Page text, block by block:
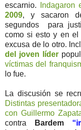
escarnio. Indagaron
2009, y sacaron
segundos para
como si esto y en
excusa de lo otro.
del joven líder
víctimas del
lo fue.
La discusión se
Distintas
con Guillermo
contra
Bardem